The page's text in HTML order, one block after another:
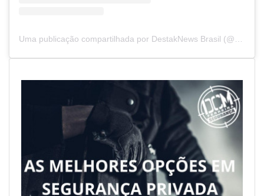
Uma publicação compartilhada por DestakNews Brasil (@destaknewsbrasiloficial)